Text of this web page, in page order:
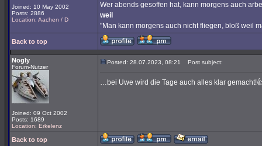
Joined: 10 May 2002
Posts: 2886
Location: Aachen / D
Wer abends gesoffen hat, kann morgens auch
weil
"Man kann morgens auch nicht fliegen, bloß weil
Back to top
Nogly
Forum-Nutzer
Joined: 09 Oct 2002
Posts: 1689
Location: Erkelenz
Posted: 28.07.2023, 08:21 Post subject:
…bei Uwe wird die Tage auch alles klar
Back to top